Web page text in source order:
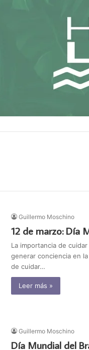
Guillermo Moschino
12 de marzo: Día
La importancia de
generar conciencia en
de cuidar…
Leer más »
Guillermo Moschino
Día Mundial del